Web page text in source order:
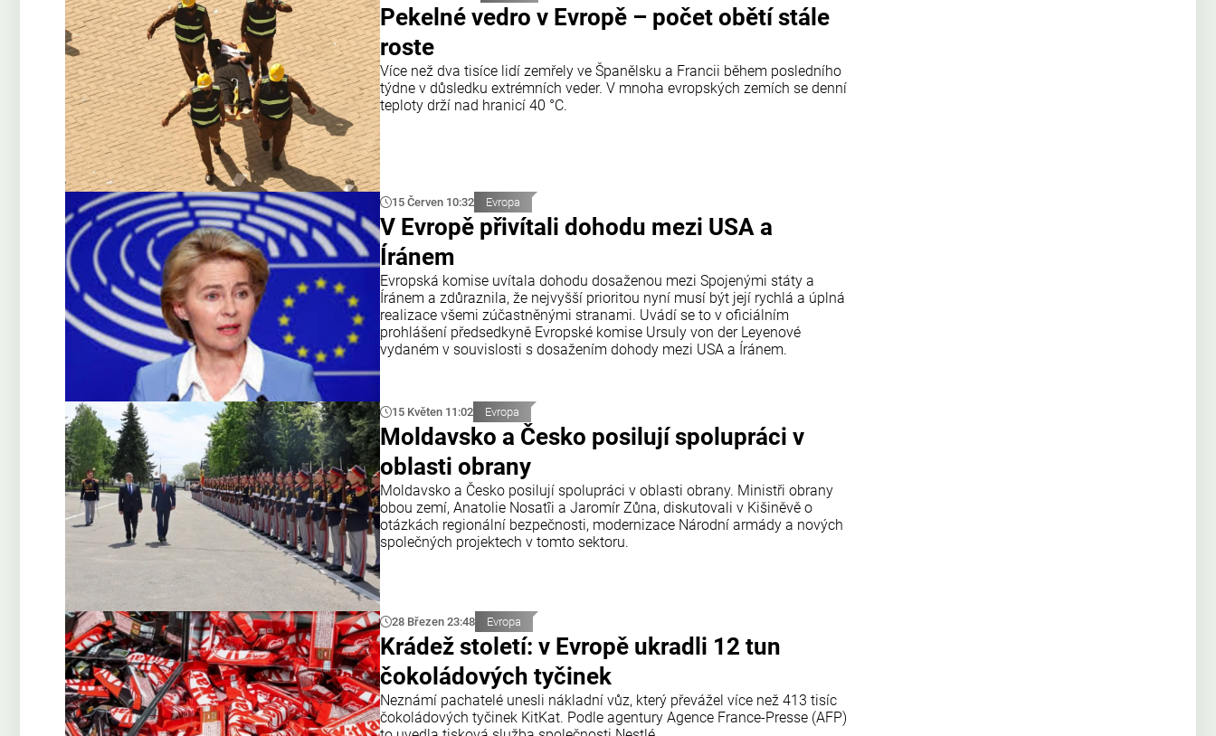
Pekelné vedro v Evropě – počet obětí stále
roste
Více než dva tisíce lidí zemřely ve Španělsku a Francii během posledního
týdne v důsledku extrémních veder. V mnoha evropských zemích se denní
teploty drží nad hranicí 40 °C.
15 Červen 10:32 Evropa
V Evropě přivítali dohodu mezi USA a
Íránem
Evropská komise uvítala dohodu dosaženou mezi Spojenými státy a
Íránem a zdůraznila, že nejvyšší prioritou nyní musí být její rychlá a úplná
realizace všemi zúčastněnými stranami. Uvádí se to v oficiálním
prohlášení předsedkyně Evropské komise Ursuly von der Leyenové
vydaném v souvislosti s dosažením dohody mezi USA a Íránem.
15 Květen 11:02 Evropa
Moldavsko a Česko posilují spolupráci v
oblasti obrany
Moldavsko a Česko posilují spolupráci v oblasti obrany. Ministři obrany
obou zemí, Anatolie Nosatîi a Jaromír Zůna, diskutovali v Kišiněvě o
otázkách regionální bezpečnosti, modernizace Národní armády a nových
společných projektech v tomto sektoru.
28 Březen 23:48 Evropa
Krádež století: v Evropě ukradli 12 tun
čokoládových tyčinek
Neznámí pachatelé unesli nákladní vůz, který převážel více než 413 tisíc
čokoládových tyčinek KitKat. Podle agentury Agence France-Presse (AFP)